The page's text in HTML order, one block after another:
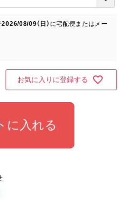
2026/08/09（日） に宅配便またはメー
お気に入りに登録する
に入れる